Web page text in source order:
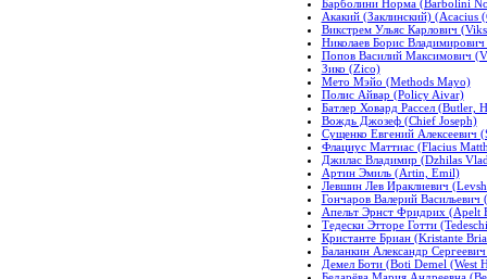
Барболини Норма (Barbolini
Акакий (Заклинский)
Викстрем Ульяс Карлович
Николаев Борис
Попов Василий Максимович
Зико (Zico)
Мето Мэйо (Methods Mayo)
Полис Айвар (Policy Aivar)
Батлер Ховард Рассел (Butler,
Вождь Джозеф (Chief Joseph)
Сущенко Евгений Алексеевич
Флациус Маттиас (Flacius
Джилас Владимир (Dzhilas
Артин Эмиль (Artin, Emil)
Левшин Лев Ираклиевич
Гончаров Валерий
Апельт Эрнст Фридрих (Apelt
Тедески Этторе Готти
Кристанте Бриан (Kristante
Баланкин Александр
Демел Боти (Boti Demel (West